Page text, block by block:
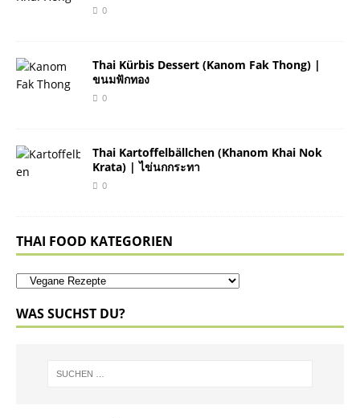
0
Thai Kürbis Dessert (Kanom Fak Thong) |
ขนมฟักทอง
0
Thai Kartoffelbällchen (Khanom Khai Nok
Krata) | ไข่นกกระทา
0
THAI FOOD KATEGORIEN
WAS SUCHST DU?